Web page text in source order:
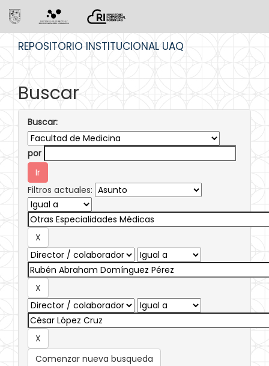
REPOSITORIO INSTITUCIONAL UAQ
Buscar
Buscar:
por
Filtros actuales:
Comenzar nueva busqueda